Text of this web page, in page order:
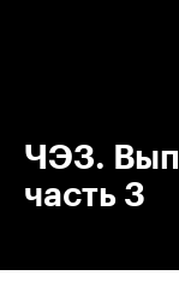
ЧЭЗ.
часть 3